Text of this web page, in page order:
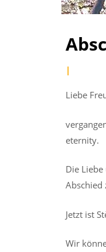
by
|
January
2019
Liebe
eternity.
Die
Abschied
Jetzt ist
Wir